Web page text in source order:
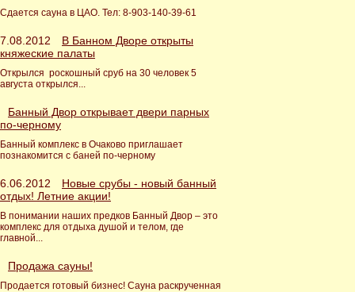
Сдается сауна в ЦАО. Тел: 8-903-140-39-61
7.08.2012
В Банном Дворе открыты
княжеские палаты
Открылся роскошный сруб на 30 человек 5
августа открылся...
Банный Двор открывает двери парных
по-черному
Банный комплекс в Очаково приглашает
познакомится с баней по-черному
6.06.2012
Новые срубы - новый банный
отдых! Летние акции!
В понимании наших предков Банный Двор – это
комплекс для отдыха душой и телом, где
главной...
Продажа сауны!
Продается готовый бизнес! Сауна раскрученная